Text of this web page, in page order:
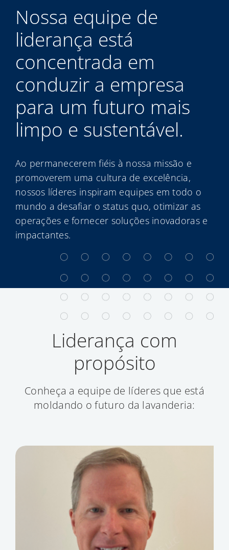
My Alliance
Nossa equipe de
liderança está
concentrada em
conduzir a empresa
para um futuro mais
limpo e sustentável.
Ao permanecerem fiéis à nossa missão e
promoverem uma cultura de excelência,
nossos líderes inspiram equipes em todo o
mundo a desafiar o status quo, otimizar as
operações e fornecer soluções inovadoras e
impactantes.
Liderança com
propósito
Conheça a equipe de líderes que está
moldando o futuro da lavanderia: